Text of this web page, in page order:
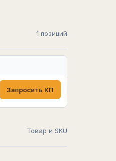
1 позиций
Запросить КП
Товар и SKU